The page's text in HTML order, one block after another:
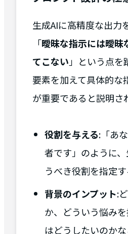
生成AIに高精度な出力
「曖昧な指示には曖昧
てこない 」という点
要素を加えて具体的な
が重要であると説明さ
役割を与える:「あ
者です」のように
うべき役割を指定す
背景のインプット:
か、どういう悩み
はどうしたいのか